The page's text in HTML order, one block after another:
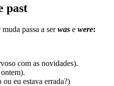
past
muda passa a serwas e were:
com as novidades).
eu estava errada?)